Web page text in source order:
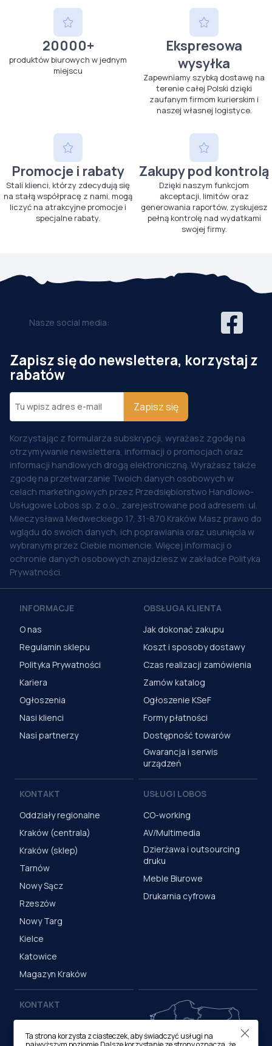
20000+
produktów biurowych w jednym
miejscu
Ekspresowa
wysyłka
Zapewniamy szybką dostawę na
terenie całej Polski dzięki
zaufanym firmom kurierskim i
naszej własnej logistyce.
Promocje i rabaty
Stali klienci, którzy zdecydują się
na stałą współpracę z nami, mogą
liczyć na atrakcyjne promocje i
specjalne rabaty.
Zakupy pod kontrolą
Dzięki naszym funkcjom
akceptacji, limitów oraz
generowania raportów, zyskujesz
pełną kontrolę nad wydatkami
swojej firmy.
Nasze social media:
Zapisz się do newslettera, korzystaj z
rabatów
Zapisz się
Korzystając z formularza subskrypcji, wyrażasz zgodę na
otrzymywanie newslettera, informacji o promocjach oraz
informacji handlowych drogą elektroniczną. Wyrażasz także
zgodę na przetwarzanie Twoich danych osobowych w
celach marketingowych przez Przedsiębiorstwo Handlowo-
Usługowe Lobos sp. z o.o., zarejestrowane pod adresem: ul.
Mieczysława Medweckiego 17, 31-870 Kraków. Masz prawo do
wglądu do swoich danych, ich poprawiania oraz usunięcia w
wybranym przez Ciebie momencie. Więcej informacji o
ochronie danych osobowych znajdziesz w zakładce Polityka
Prywatności.
INFORMACJE
O nas
Regulamin sklepu
Polityka Prywatności
Kariera
Ogłoszenia
Nasi klienci
Nasi partnerzy
OBSŁUGA KLIENTA
Jak dokonać zakupu
Koszt i sposoby dostawy
Czas realizacji zamówienia
Zamów katalog
Ogłoszenie KSeF
Formy płatności
Dostępność towarów
Gwarancja i serwis
urządzeń
KONTAKT
Oddziały regionalne
Kraków (centrala)
Kraków (sklep)
Tarnów
Nowy Sącz
Rzeszów
Nowy Targ
Kielce
Katowice
Magazyn Kraków
USŁUGI LOBOS
CO-working
AV/Multimedia
Dzierżawa i outsourcing
druku
Meble Biurowe
Drukarnia cyfrowa
KONTAKT
ul. M. Medweckiego 17, 31-
Ta strona korzysta z ciasteczek, aby świadczyć usługi na